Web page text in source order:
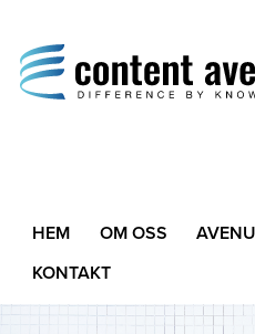
Difference by
HEM OM OSS
KONTAKT